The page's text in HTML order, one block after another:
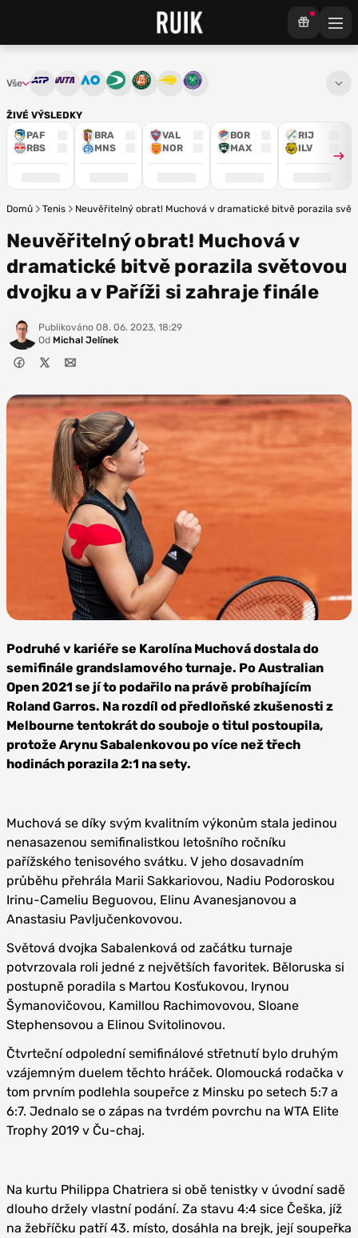
ŽIVÉ VÝSLEDKY
PAF
RBS
BRA
MNS
VAL
NOR
BOR
MAX
RIJ
ILV
Vše WTA Australian Open
Davis CupFrench Open
US OpenWimbledon
Domů Tenis Neuvěřitelný obrat! Muchová v dramatické bitvě porazila
Neuvěřitelný obrat! Muchová v
dramatické bitvě porazila světovou
dvojku a v Paříži si zahraje finále
Publikováno 08. 06. 2023, 18:29
Od Michal Jelínek
CC BY-SA 2.0
Podruhé v kariéře se Karolína Muchová dostala do
semifinále grandslamového turnaje. Po Australian
Open 2021 se jí to podařilo na právě probíhajícím
Roland Garros. Na rozdíl od předloňské zkušenosti z
Melbourne tentokrát do souboje o titul postoupila,
protože Arynu Sabalenkovou po více než třech
hodinách porazila 2:1 na sety.
Muchová se díky svým kvalitním výkonům stala jedinou
nenasazenou semifinalistkou letošního ročníku
pařížského tenisového svátku. V jeho dosavadním
průběhu přehrála Marii Sakkariovou, Nadiu Podoroskou
Irinu-Cameliu Beguovou, Elinu Avanesjanovou a
Anastasiu Pavljučenkovovou.
Světová dvojka Sabalenková od začátku turnaje
potvrzovala roli jedné z největších favoritek. Běloruska si
postupně poradila s Martou Kosťukovou, Irynou
Šymanovičovou, Kamillou Rachimovovou, Sloane
Stephensovou a Elinou Svitolinovou.
Čtvrteční odpolední semifinálové střetnutí bylo druhým
vzájemným duelem těchto hráček. Olomoucká rodačka v
tom prvním podlehla soupeřce z Minsku po setech 5:7 a
6:7. Jednalo se o zápas na tvrdém povrchu na WTA Elite
Trophy 2019 v Ču-chaj.
Na kurtu Philippa Chatriera si obě tenistky v úvodní sadě
dlouho držely vlastní podání. Za stavu 4:4 sice Češka, jíž
na žebříčku patří 43. místo, dosáhla na brejk, její soupeřka